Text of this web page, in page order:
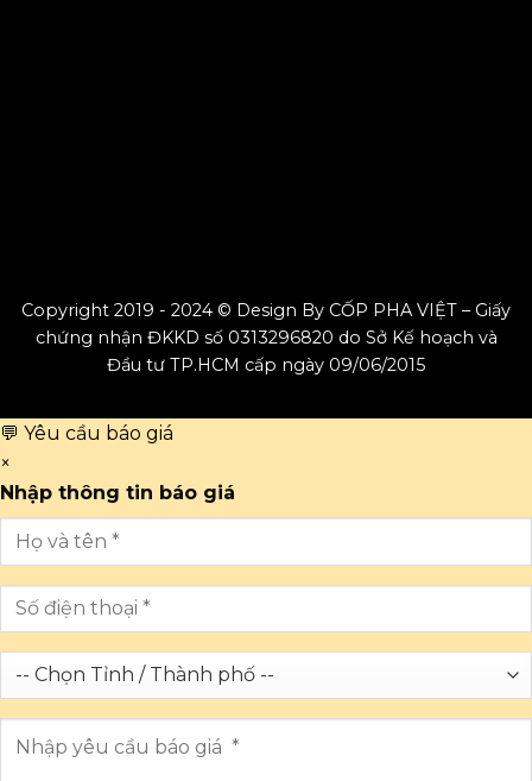
Copyright 2019 - 2024 © Design By CỐP PHA VIỆT – Giấy
chứng nhận ĐKKD số 0313296820 do Sở Kế hoạch và
Đầu tư TP.HCM cấp ngày 09/06/2015
💬 Yêu cầu báo giá
×
Nhập thông tin báo giá